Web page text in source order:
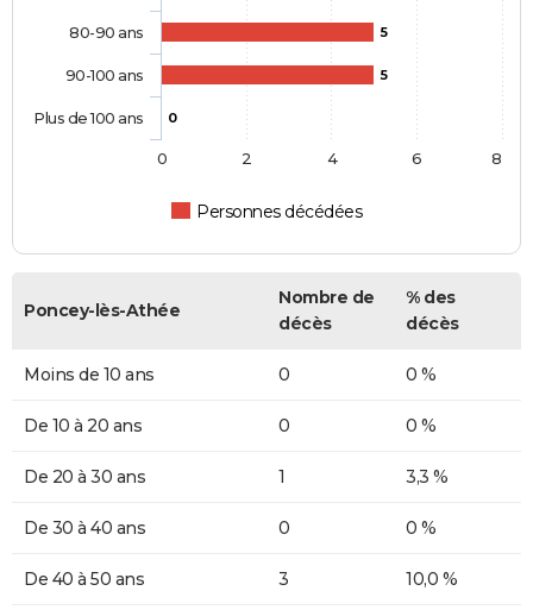
5
5
0
Personnes décédées
80-90 ans
90-100 ans
Plus de 100 ans
0 2 4 6 8
Poncey-lès-Athée
Nombre de
décès
% des
décès
Moins de 10 ans 0 0 %
De 10 à 20 ans 0 0 %
De 20 à 30 ans 1 3,3 %
De 30 à 40 ans 0 0 %
De 40 à 50 ans 3 10,0 %